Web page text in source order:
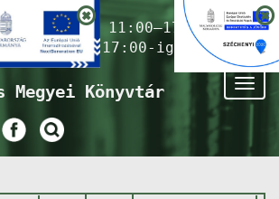
ma:11:00–17:00
17:00-ig)
Megyei Könyvtár